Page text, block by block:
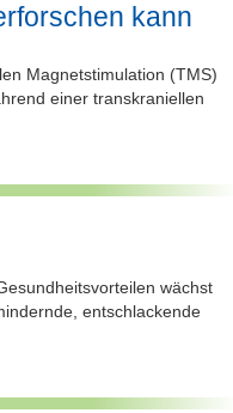
kann
Magnetstimulation (TMS)
einer transkraniellen
wächst
entschlackende